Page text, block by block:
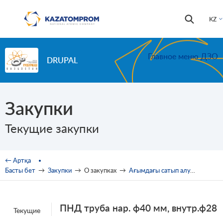
KZ
Іздестіру
DRUPAL Главное меню ДЗО
Закупки
Текущие закупки
You are here
← Артқа
Басты бет → Закупки → О закупках → Ағымдағы сатып алулар
Текущие
ПНД труба нар. ф40 мм, внутр.ф28